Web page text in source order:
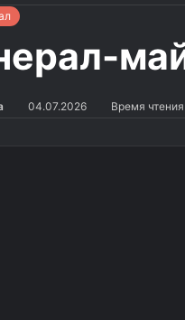
04.07.2026 Время